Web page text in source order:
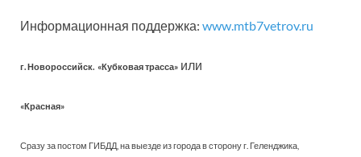
Информационная поддержка: www.mtb7vetrov.ru
г. Новороссийск. «Кубковая трасса» или
«Красная»
Сразу за постом ГИБДД, на выезде из города в сторону г. Геленджика,